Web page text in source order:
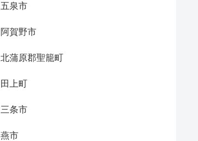
五泉市
阿賀野市
北蒲原郡聖籠町
田上町
三条市
燕市